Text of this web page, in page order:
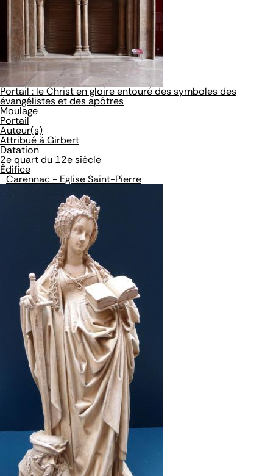
Portail : le Christ en gloire entouré des symboles des
évangélistes et des apôtres
Moulage
Portail
Auteur(s)
Attribué à Girbert
Datation
2e quart du 12e siècle
Édifice
Carennac - Eglise Saint-Pierre